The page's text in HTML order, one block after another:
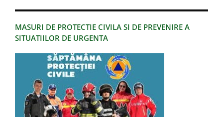
MASURI DE PROTECTIE CIVILA SI DE PREVENIRE A
SITUATIILOR DE URGENTA